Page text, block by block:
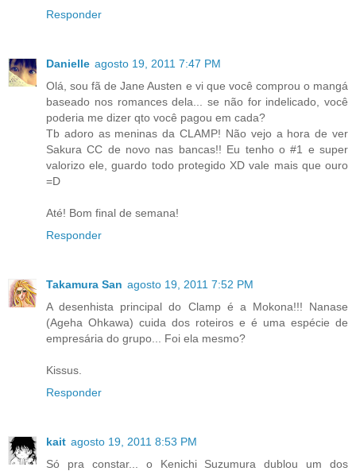
Responder
Danielle agosto 19, 2011 7:47 PM
Olá, sou fã de Jane Austen e vi que você comprou o mangá
baseado nos romances dela... se não for indelicado, você
poderia me dizer qto você pagou em cada?
Tb adoro as meninas da CLAMP! Não vejo a hora de ver
Sakura CC de novo nas bancas!! Eu tenho o #1 e super
valorizo ele, guardo todo protegido XD vale mais que ouro
=D
Até! Bom final de semana!
Responder
Takamura San agosto 19, 2011 7:52 PM
A desenhista principal do Clamp é a Mokona!!! Nanase
(Ageha Ohkawa) cuida dos roteiros e é uma espécie de
empresária do grupo... Foi ela mesmo?
Kissus.
Responder
kait agosto 19, 2011 8:53 PM
Só pra constar... o Kenichi Suzumura dublou um dos